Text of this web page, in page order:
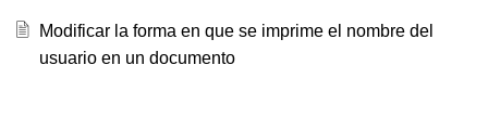
Modificar la forma en que se imprime el nombre del
usuario en un documento